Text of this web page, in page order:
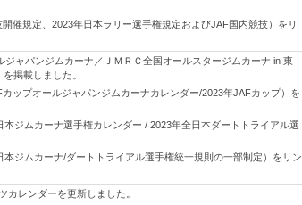
催規定、2023年日本ラリー選手権規定およびJAF国内競技）をリ
ジャパンジムカーナ／ＪＭＲＣ全国オールスタージムカーナ in 東
掲載しました。
ップオールジャパンジムカーナカレンダー/2023年JAFカップ）を
本ジムカーナ選手権カレンダー / 2023年全日本ダートトライアル選
本ジムカーナ/ダートトライアル選手権統一規則の一部制定）をリン
カレンダーを更新しました。